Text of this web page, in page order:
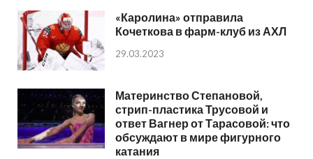
«Каролина» отправила
Кочеткова в фарм-клуб из АХЛ
29.03.2023
Материнство Степановой,
стрип-пластика Трусовой и
ответ Вагнер от Тарасовой: что
обсуждают в мире фигурного
катания